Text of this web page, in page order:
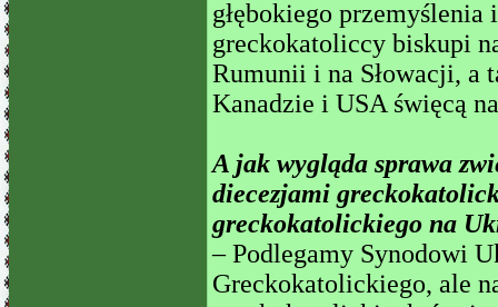
głębokiego
greckokatoliccy biskupi
Rumunii i na Słowacji, a
Kanadzie i USA święcą
A jak wygląda sprawa
diecezjami
greckokatolickiego na
– Podlegamy Synodowi
Greckokatolickiego, ale